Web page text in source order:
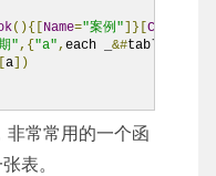
(){[Name="案例"]}[Content
" ,{"a" , each _ &#table
a])
非常常用的一个函
表。